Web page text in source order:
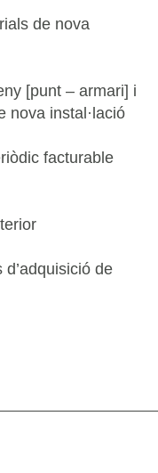
de nova
[punt – armari] i
nova instal·lació
facturable
d’adquisició de